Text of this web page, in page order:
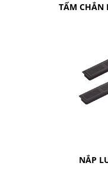
TẤM CHẮN
NẮP